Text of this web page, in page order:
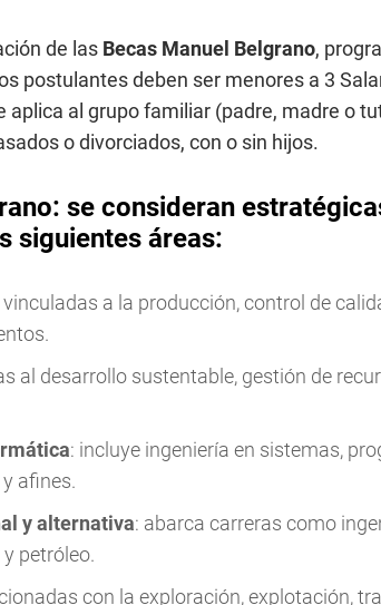
de las Becas Manuel Belgrano,
postulantes deben ser menores a 3
aplica al grupo familiar (padre, madre o
o divorciados, con o sin hijos.
se consideran
siguientes áreas:
vinculadas a la producción, control de
al desarrollo sustentable, gestión de
: incluye ingeniería en sistemas,
afines.
y alternativa: abarca carreras como
petróleo.
con la exploración, explotación,